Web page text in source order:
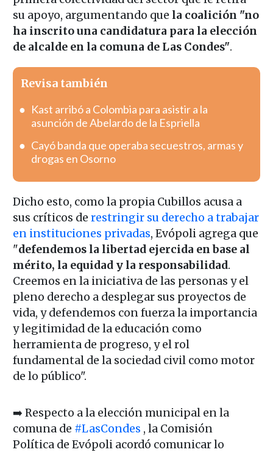
su apoyo, argumentando que la coalición "no
ha inscrito una candidatura para la elección
de alcalde en la comuna de Las Condes".
Revisa también
Kast arribó a Colombia para asistir a la
asunción de Abelardo de la Espriella
Cayó banda que operaba secuestros, armas y
drogas en Osorno
Dicho esto, como la propia Cubillos acusa a
sus críticos de restringir su derecho a trabajar
en instituciones privadas, Evópoli agrega que
"defendemos la libertad ejercida en base al
mérito, la equidad y la responsabilidad.
Creemos en la iniciativa de las personas y el
pleno derecho a desplegar sus proyectos de
vida, y defendemos con fuerza la importancia
y legitimidad de la educación como
herramienta de progreso, y el rol
fundamental de la sociedad civil como motor
de lo público".
➡️ Respecto a la elección municipal en la
comuna de #LasCondes , la Comisión
Política de Evópoli acordó comunicar lo